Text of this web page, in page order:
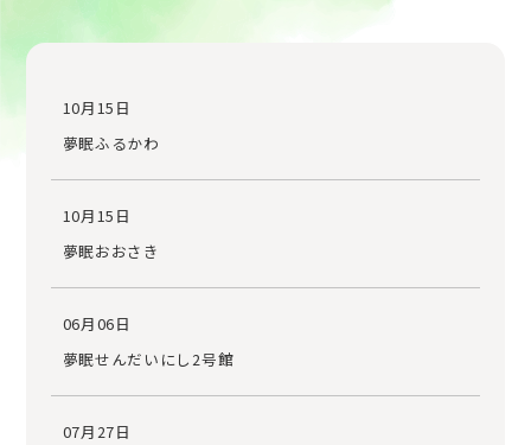
10月15日
夢眠ふるかわ
10月15日
夢眠おおさき
06月06日
夢眠せんだいにし2号館
07月27日